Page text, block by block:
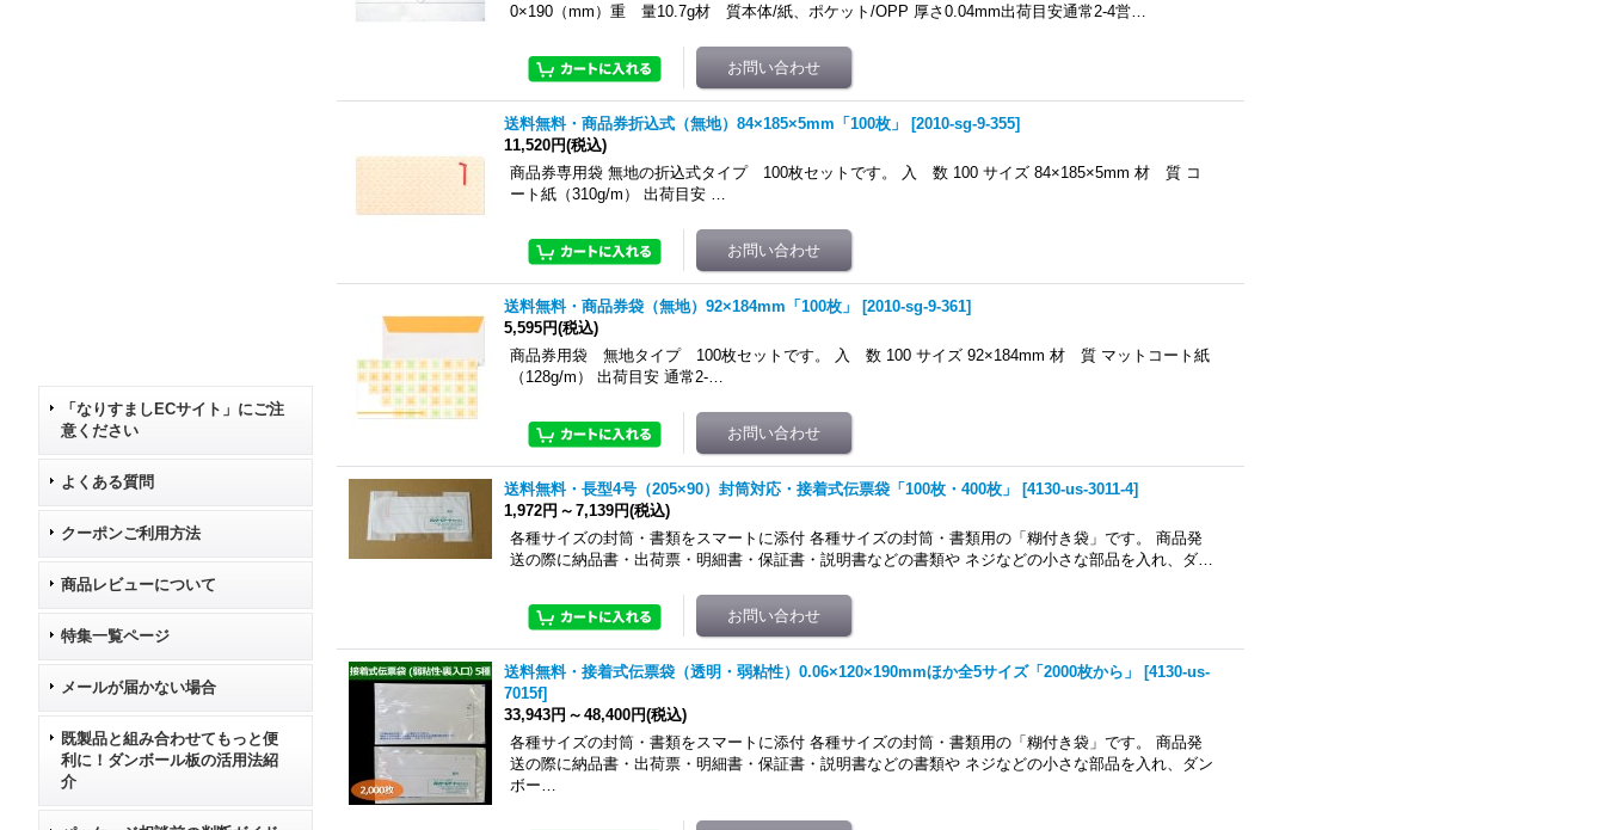
「なりすましECサイト」にご注
意ください
よくある質問
クーポンご利用方法
商品レビューについて
特集一覧ページ
メールが届かない場合
既製品と組み合わせてもっと便
利に！ダンボール板の活用法紹
介
0×190（mm）重 量10.7g材 質本体/紙、ポケット/OPP 厚さ0.04mm出荷目安通常2-4営…
送料無料・商品券折込式（無地）84×185×5mm「100枚」 [2010-sg-9-355]
11,520円(税込)
商品券専用袋 無地の折込式タイプ 100枚セットです。 入 数 100 サイズ 84×185×5mm 材 質 コ
ート紙（310g/m） 出荷目安 …
送料無料・商品券袋（無地）92×184mm「100枚」 [2010-sg-9-361]
5,595円(税込)
商品券用袋 無地タイプ 100枚セットです。 入 数 100 サイズ 92×184mm 材 質 マットコート紙
（128g/m） 出荷目安 通常2-…
送料無料・長型4号（205×90）封筒対応・接着式伝票袋「100枚・400枚」 [4130-us-3011-4]
1,972円 ～ 7,139円(税込)
各種サイズの封筒・書類をスマートに添付 各種サイズの封筒・書類用の「糊付き袋」です。 商品発
送の際に納品書・出荷票・明細書・保証書・説明書などの書類や ネジなどの小さな部品を入れ、ダ…
送料無料・接着式伝票袋（透明・弱粘性）0.06×120×190mmほか全5サイズ「2000枚から」 [4130-us-
7015f]
33,943円 ～ 48,400円(税込)
各種サイズの封筒・書類をスマートに添付 各種サイズの封筒・書類用の「糊付き袋」です。 商品発
送の際に納品書・出荷票・明細書・保証書・説明書などの書類や ネジなどの小さな部品を入れ、ダン
ボー…